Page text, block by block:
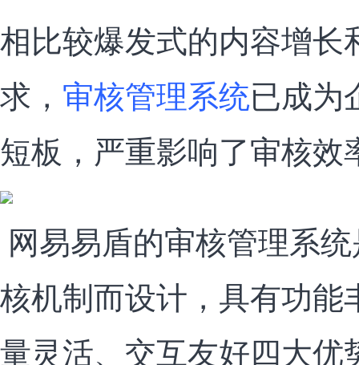
相比较爆发式的内容增长
求， 审核管理系统已成为
短板，严重影响了审核效
网易易盾的审核管理系
核机制而设计，具有功能
量灵活、交互友好四大优